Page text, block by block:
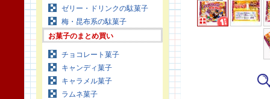
ゼリー・ドリンクの駄菓子
梅・昆布系の駄菓子
お菓子のまとめ買い
チョコレート菓子
キャンディ菓子
キャラメル菓子
ラムネ菓子